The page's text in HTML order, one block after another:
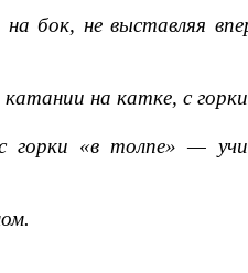
бок, не выставляя
на катке, с
«в толпе» —